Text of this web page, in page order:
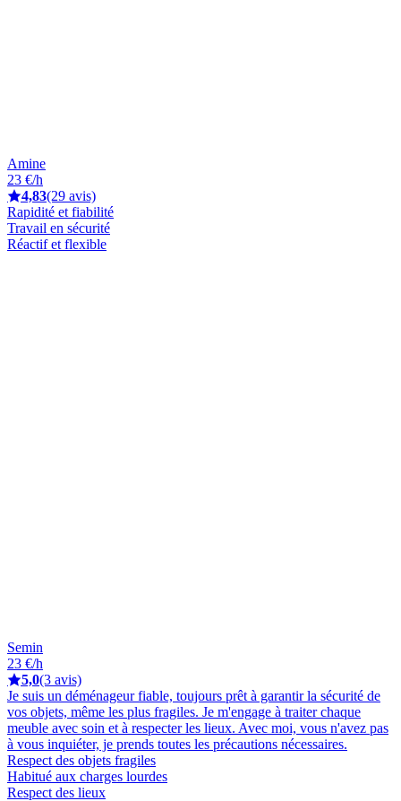
Amine
23 €/h
4,83(29 avis)
Rapidité et fiabilité
Travail en sécurité
Réactif et flexible
Semin
23 €/h
5,0(3 avis)
Je suis un déménageur fiable, toujours prêt à garantir la sécurité de
vos objets, même les plus fragiles. Je m'engage à traiter chaque
meuble avec soin et à respecter les lieux. Avec moi, vous n'avez pas
à vous inquiéter, je prends toutes les précautions nécessaires.
Respect des objets fragiles
Habitué aux charges lourdes
Respect des lieux